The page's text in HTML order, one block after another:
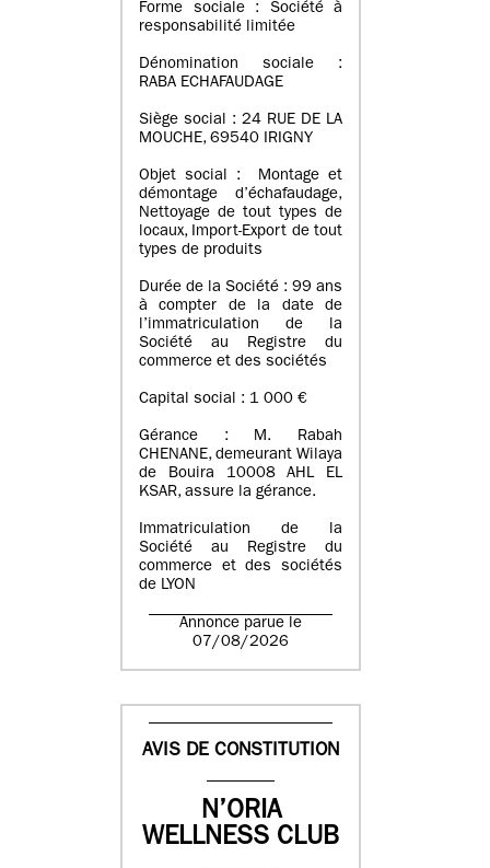
Forme sociale : Société à
responsabilité limitée
Dénomination sociale :
RABA ECHAFAUDAGE
Siège social : 24 RUE DE LA
MOUCHE, 69540 IRIGNY
Objet social : Montage et
démontage d’échafaudage,
Nettoyage de tout types de
locaux, Import-Export de tout
types de produits
Durée de la Société : 99 ans
à compter de la date de
l’immatriculation de la
Société au Registre du
commerce et des sociétés
Capital social : 1 000 €
Gérance : M. Rabah
CHENANE, demeurant Wilaya
de Bouira 10008 AHL EL
KSAR, assure la gérance.
Immatriculation de la
Société au Registre du
commerce et des sociétés
de LYON
Annonce parue le
07/08/2026
AVIS DE CONSTITUTION
N’ORIA
WELLNESS CLUB